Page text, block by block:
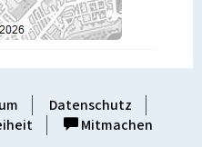
Datenschutz
Mitmachen